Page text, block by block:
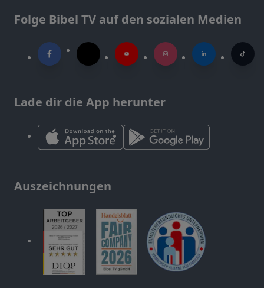
Folge Bibel TV auf den sozialen Medien
Lade dir die App herunter
Auszeichnungen